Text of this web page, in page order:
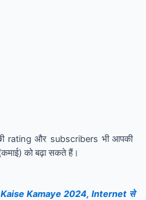
rating और subscribers भी आपकी
को बढ़ा सकते हैं।
Kamaye 2024, Internet से